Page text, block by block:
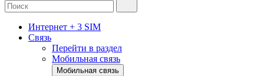
Интернет + 3 SIM
Связь
Перейти в раздел
Мобильная связь
Мобильная связь